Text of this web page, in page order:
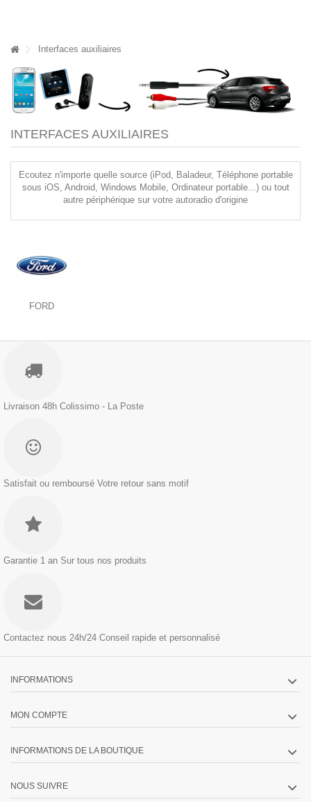
Interfaces auxiliaires
INTERFACES AUXILIAIRES
Ecoutez n'importe quelle source (iPod, Baladeur, Téléphone portable
sous iOS, Android, Windows Mobile, Ordinateur portable...) ou tout
autre périphérique sur votre autoradio d'origine
FORD
Livraison 48h Colissimo - La Poste
Satisfait ou remboursé Votre retour sans motif
Garantie 1 an Sur tous nos produits
Contactez nous 24h/24 Conseil rapide et personnalisé
INFORMATIONS
MON COMPTE
INFORMATIONS DE LA BOUTIQUE
NOUS SUIVRE